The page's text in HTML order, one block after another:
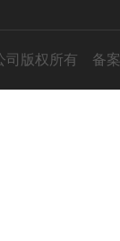
司版权所有 备